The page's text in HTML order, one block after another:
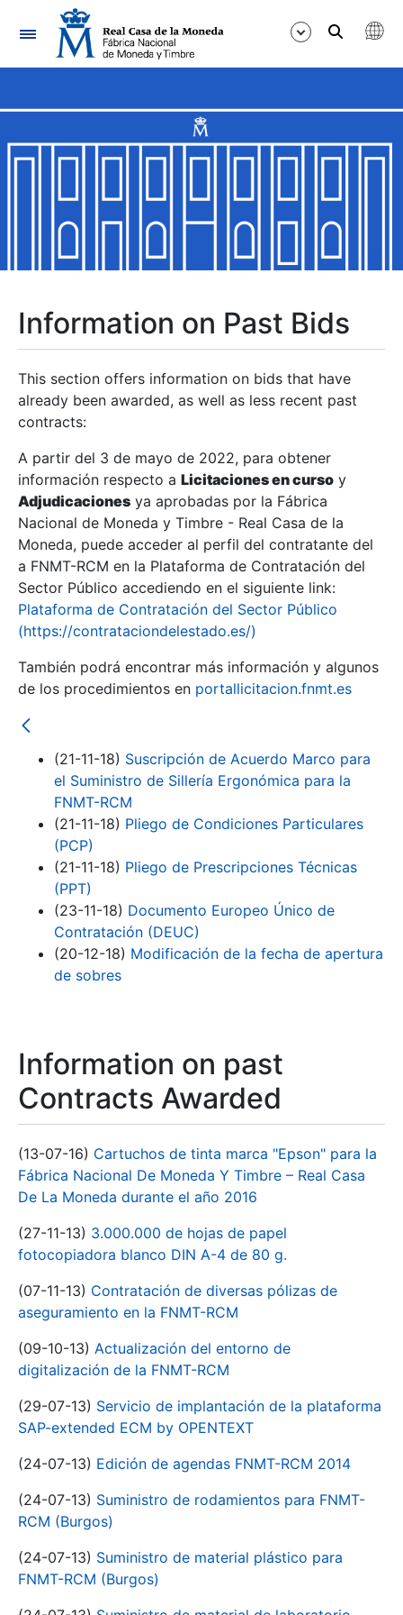
Navigation
Show/Hide
Show/Hide
Show/Hide
Show/Hide
Show/Hide
Show/Hide
Information on Past Bids
This section offers information on bids that have
already been awarded, as well as less recent past
contracts:
A partir del 3 de mayo de 2022, para obtener
información respecto a Licitaciones en curso y
Adjudicaciones ya aprobadas por la Fábrica
Nacional de Moneda y Timbre - Real Casa de la
Moneda, puede acceder al perfil del contratante del
a FNMT-RCM en la Plataforma de Contratación del
Sector Público accediendo en el siguiente link:
Plataforma de Contratación del Sector Público
(https://contrataciondelestado.es/)
También podrá encontrar más información y algunos
de los procedimientos en portallicitacion.fnmt.es
(21-11-18) Suscripción de Acuerdo Marco para
el Suministro de Sillería Ergonómica para la
FNMT-RCM
(21-11-18) Pliego de Condiciones Particulares
(PCP)
(21-11-18) Pliego de Prescripciones Técnicas
(PPT)
(23-11-18) Documento Europeo Único de
Contratación (DEUC)
(20-12-18) Modificación de la fecha de apertura
de sobres
Information on past
Contracts Awarded
(13-07-16) Cartuchos de tinta marca "Epson" para la
Fábrica Nacional De Moneda Y Timbre – Real Casa
De La Moneda durante el año 2016
(27-11-13) 3.000.000 de hojas de papel
fotocopiadora blanco DIN A-4 de 80 g.
(07-11-13) Contratación de diversas pólizas de
aseguramiento en la FNMT-RCM
(09-10-13) Actualización del entorno de
digitalización de la FNMT-RCM
(29-07-13) Servicio de implantación de la plataforma
SAP-extended ECM by OPENTEXT
(24-07-13) Edición de agendas FNMT-RCM 2014
(24-07-13) Suministro de rodamientos para FNMT-
RCM (Burgos)
(24-07-13) Suministro de material plástico para
FNMT-RCM (Burgos)